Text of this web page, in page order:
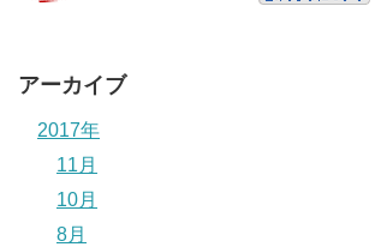
アーカイブ
2017年
11月
10月
8月